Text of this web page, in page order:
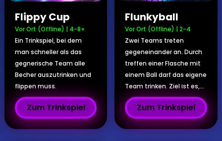
Flippy Cup
Vor Ort (Offline) | 4-8+
Ein Trinkspiel, bei dem
man schneller als das
gegnerische Team alle
Becher auszutrinken und
flippen muss.
Zum Trinkspiel
Flunkyball
Vor Ort (Offline) | 2-4
Zwei Teams treten
gegeneinander an. Durch
treffen einer Flasche mit
einem Ball darf das eigene
Team trinken. Ziel ist es,...
Zum Trinkspiel